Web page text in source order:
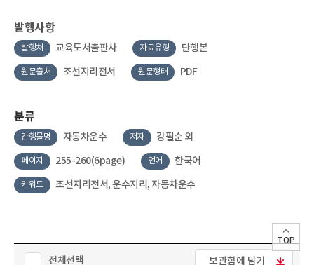
발행사항
발행처 교육도서출판사 자료유형 단행본
원문출처 조선지리전서 원문형태 PDF
분류
간행물명 자동차운수 저자 강필순 외
페이지 255-260(6page) 언어 한국어
키워드 조선지리전서, 운수지리, 자동차운수
전체선택 보관함에 담기
TOP